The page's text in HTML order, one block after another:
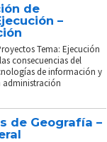
de
–
Tema: Ejecución
consecuencias del
de información y
de Geografía –